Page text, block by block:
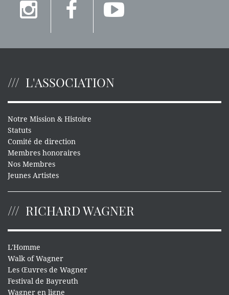
L'ASSOCIATION
Notre Mission & Histoire
Statuts
Comité de direction
Membres honoraires
Nos Membres
Jeunes Artistes
RICHARD WAGNER
L'Homme
Walk of Wagner
Les Œuvres de Wagner
Festival de Bayreuth
Wagner en ligne